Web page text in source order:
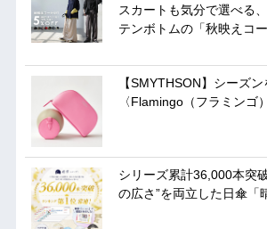
スカートも気分で選べる
テンボトムの「秋映えコ
【SMYTHSON】シーズ
〈Flamingo（フラミンゴ）
シリーズ累計36,000本突
の広さ”を両立した日傘「